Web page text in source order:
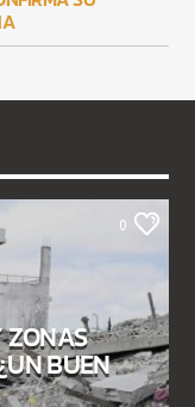
0
ZONAS
BUEN